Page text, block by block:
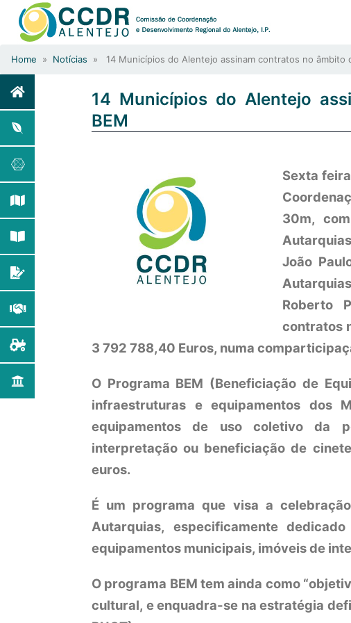
Home » Notícias » 14 Municípios do Alentejo assinam contratos no âmbito
14 Municípios do Alentejo
BEM
Sexta
30m,
João
Roberto
contratos
3 792 788,40 Euros, numa
O Programa BEM (Beneficiação de
infraestruturas e equipamentos dos
equipamentos de uso coletivo da
interpretação ou beneficiação de
euros.
É um programa que visa a
Autarquias, especificamente
equipamentos municipais, imóveis de
O programa BEM tem ainda como
cultural, e enquadra-se na estratégia